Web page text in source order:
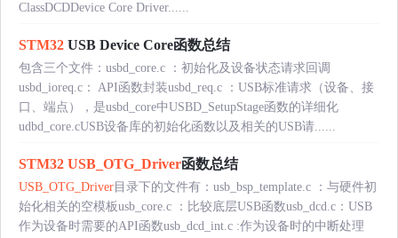
ClassDCDDevice Core Driver......
STM32 USB Device Core函数总结
包含三个文件：usbd_core.c ：初始化及设备状态请求回调
usbd_ioreq.c： API函数封装usbd_req.c ：USB标准请求（设备、接
口、端点），是usbd_core中USBD_SetupStage函数的详细化
udbd_core.cUSB设备库的初始化函数以及相关的USB请......
STM32 USB_OTG_Driver函数总结
USB_OTG_Driver 目录下的文件有：usb_bsp_template.c ：与硬件初
始化相关的空模板usb_core.c ：比较底层USB函数usb_dcd.c：USB
作为设备时需要的API函数usb_dcd_int.c :作为设备时的中断处理